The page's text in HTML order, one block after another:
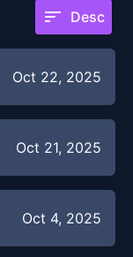
sort Desc
Oct 22, 2025
Oct 21, 2025
Oct 4, 2025